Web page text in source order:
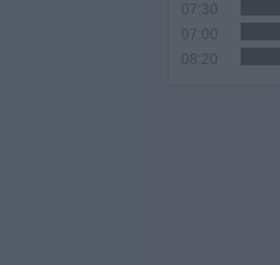
07:30
07:00
08:20